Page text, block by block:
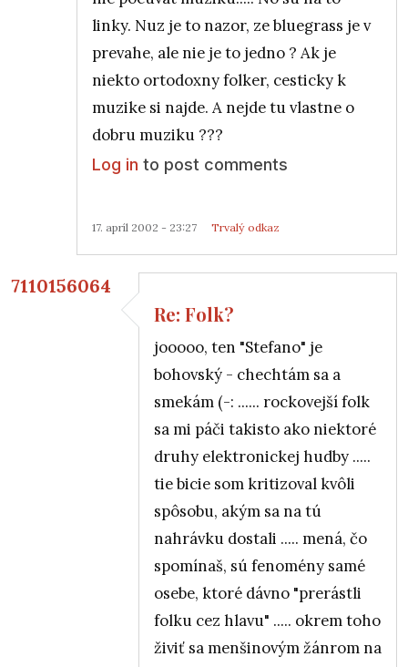
linky. Nuz je to nazor, ze bluegrass je v
prevahe, ale nie je to jedno ? Ak je
niekto ortodoxny folker, cesticky k
muzike si najde. A nejde tu vlastne o
dobru muziku ???
Log in to post comments
17. apríl 2002 - 23:27 Trvalý odkaz
7110156064
Re: Folk?byAnonymný (bez overenia)
Re: Folk?
jooooo, ten "Stefano" je
bohovský - chechtám sa a
smekám (-: ...... rockovejší folk
sa mi páči takisto ako niektoré
druhy elektronickej hudby .....
tie bicie som kritizoval kvôli
spôsobu, akým sa na tú
nahrávku dostali ..... mená, čo
spomínaš, sú fenomény samé
osebe, ktoré dávno "prerástli
folku cez hlavu" ..... okrem toho
živiť sa menšinovým žánrom na